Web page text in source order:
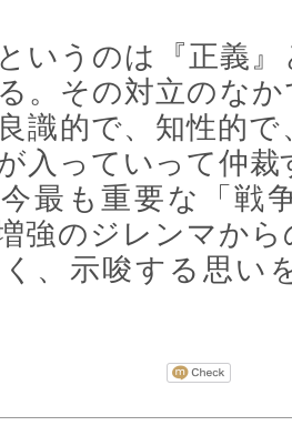
というのは『正義
。その対立のな
識的で、知性的
入っていって仲
最も重要な「戦
増強のジレンマか
、示唆する思い